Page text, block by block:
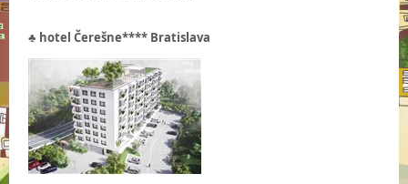
♣ hotel Čerešne**** Bratislava